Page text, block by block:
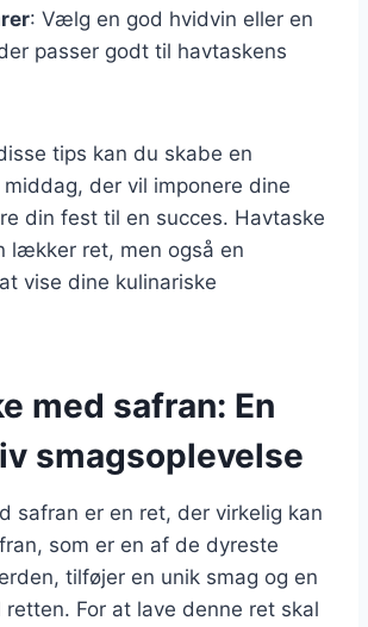
: Vælg en god hvidvin eller en
passer godt til havtaskens
tips kan du skabe en
der vil imponere dine
din fest til en succes. Havtaske
lækker ret, men også en
vise dine kulinariske
med safran: En
smagsoplevelse
safran er en ret, der virkelig kan
som er en af de dyreste
tilføjer en unik smag og en
retten. For at lave denne ret skal